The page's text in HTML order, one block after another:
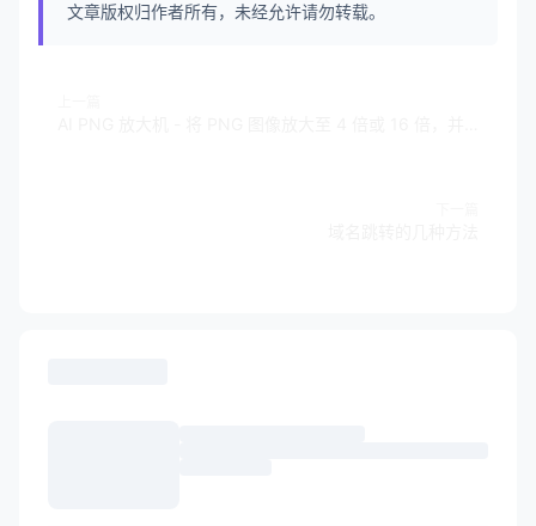
文章版权归作者所有，未经允许请勿转载。